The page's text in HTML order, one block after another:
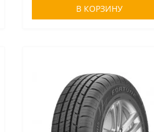
В КОРЗИНУ